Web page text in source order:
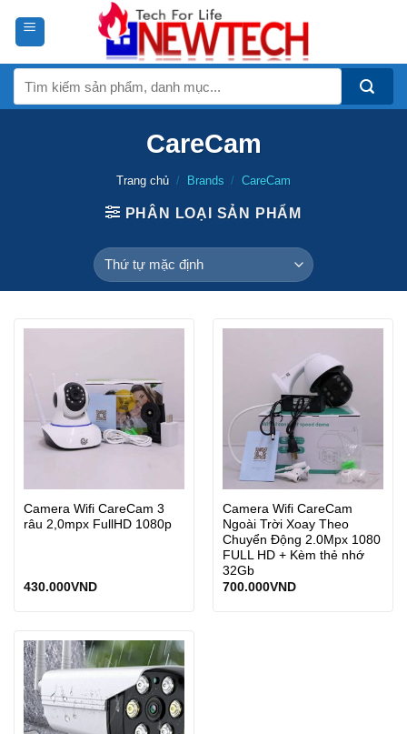
kiếm:
CareCam
Trang chủ / Brands / CareCam
PHÂN LOẠI SẢN PHẨM
Camera Wifi CareCam 3
râu 2,0mpx FullHD 1080p
430.000VND
Camera Wifi CareCam
Ngoài Trời Xoay Theo
Chuyển Động 2.0Mpx 1080
FULL HD + Kèm thẻ nhớ
32Gb
700.000VND